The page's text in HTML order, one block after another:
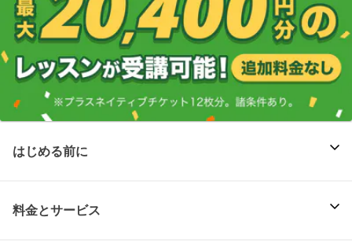
はじめる前に
料金とサービス